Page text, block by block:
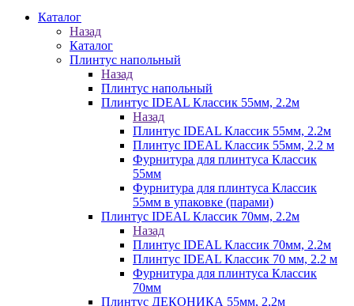
Каталог
Назад
Каталог
Плинтус напольный
Назад
Плинтус напольный
Плинтус IDEAL Классик 55мм, 2.2м
Назад
Плинтус IDEAL Классик 55мм, 2.2м
Плинтус IDEAL Классик 55мм, 2.2 м
Фурнитура для плинтуса Классик
55мм
Фурнитура для плинтуса Классик
55мм в упаковке (парами)
Плинтус IDEAL Классик 70мм, 2.2м
Назад
Плинтус IDEAL Классик 70мм, 2.2м
Плинтус IDEAL Классик 70 мм, 2.2 м
Фурнитура для плинтуса Классик
70мм
Плинтус ДЕКОНИКА 55мм, 2,2м